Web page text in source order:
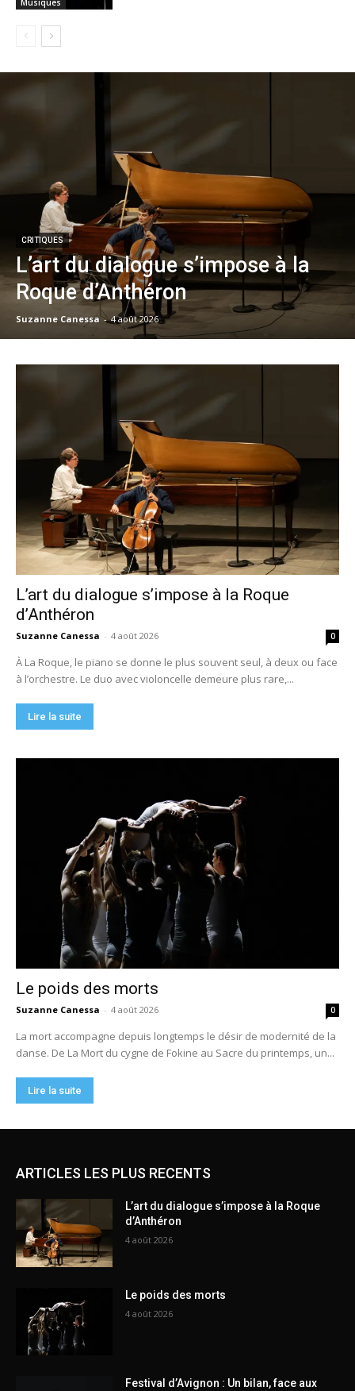
ARTICLES LES PLUS RECENTS
L’art du dialogue s’impose à la Roque
d’Anthéron
4 août 2026
Le poids des morts
4 août 2026
Festival d’Avignon : Un bilan, face aux